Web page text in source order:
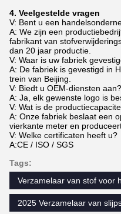
4. Veelgestelde vragen
V: Bent u een
A: We zijn een
fabrikant van
dan 20 jaar productie.
V: Waar is uw fabriek
A: De fabriek is gevestigd in
trein van Beijing.
V: Biedt u OEM-diensten aan?
A: Ja, elk gewenste logo is
V: Wat is de
A: Onze fabriek beslaat een
vierkante meter en
V: Welke certificaten heeft u?
A:CE / ISO / SGS
Tags:
Verzamelaar van stof voor
2025 Verzamelaar van